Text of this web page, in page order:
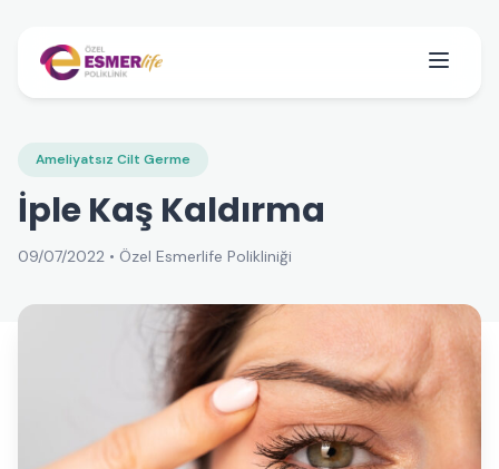
Ameliyatsız Cilt Germe
İple Kaş Kaldırma
09/07/2022 • Özel Esmerlife Polikliniği